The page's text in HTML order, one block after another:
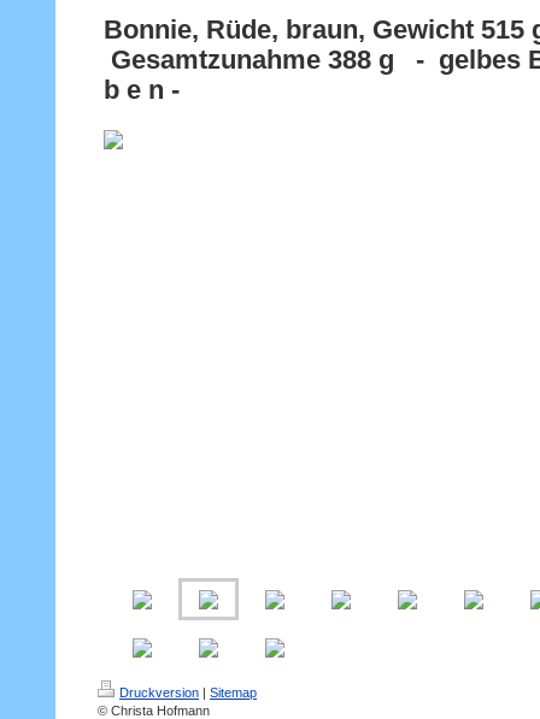
Bonnie, Rüde, braun, Gewicht
Gesamtzunahme 388 g - gelbes
b e n -
Druckversion | Sitemap
© Christa Hofmann